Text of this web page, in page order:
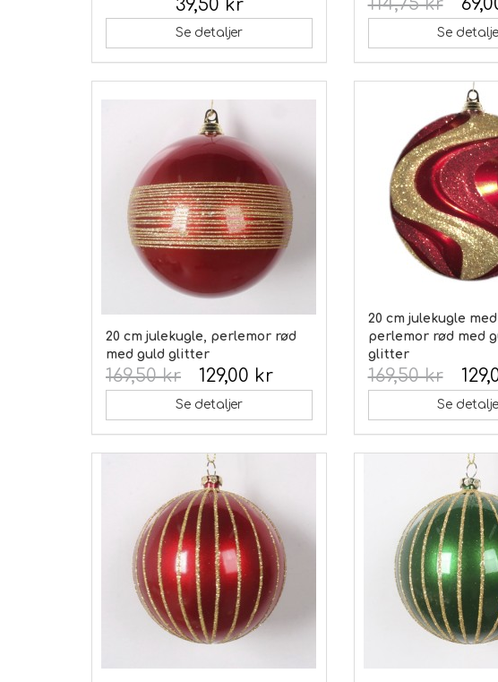
39,50 kr
Se detaljer Se
20 cm julekugle, perlemor rød
med guld glitter
129,00 kr
169,50 kr
Se detaljer
20 cm julekugle
perlemor rød med
glitter
169,50 kr
Se